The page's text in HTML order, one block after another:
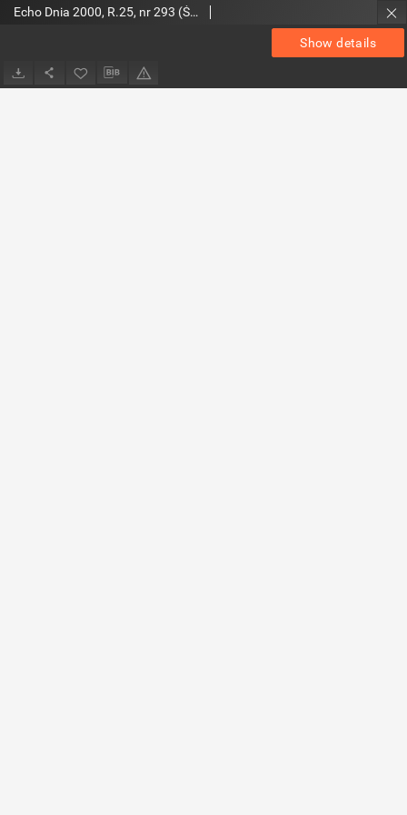
Show details
Echo Dnia 2000, R.25, nr 293 (Świętokrzyskie)